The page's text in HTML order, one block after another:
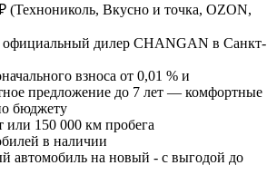
(Технониколь, Вкусно и точка, ОZОN,
дилер СНАNGАN в Санкт-
взноса от 0,01 % и
предложение до 7 лет — комфортные
бюджету
или 150 000 км пробега
в наличии
автомобиль на новый - с выгодой до